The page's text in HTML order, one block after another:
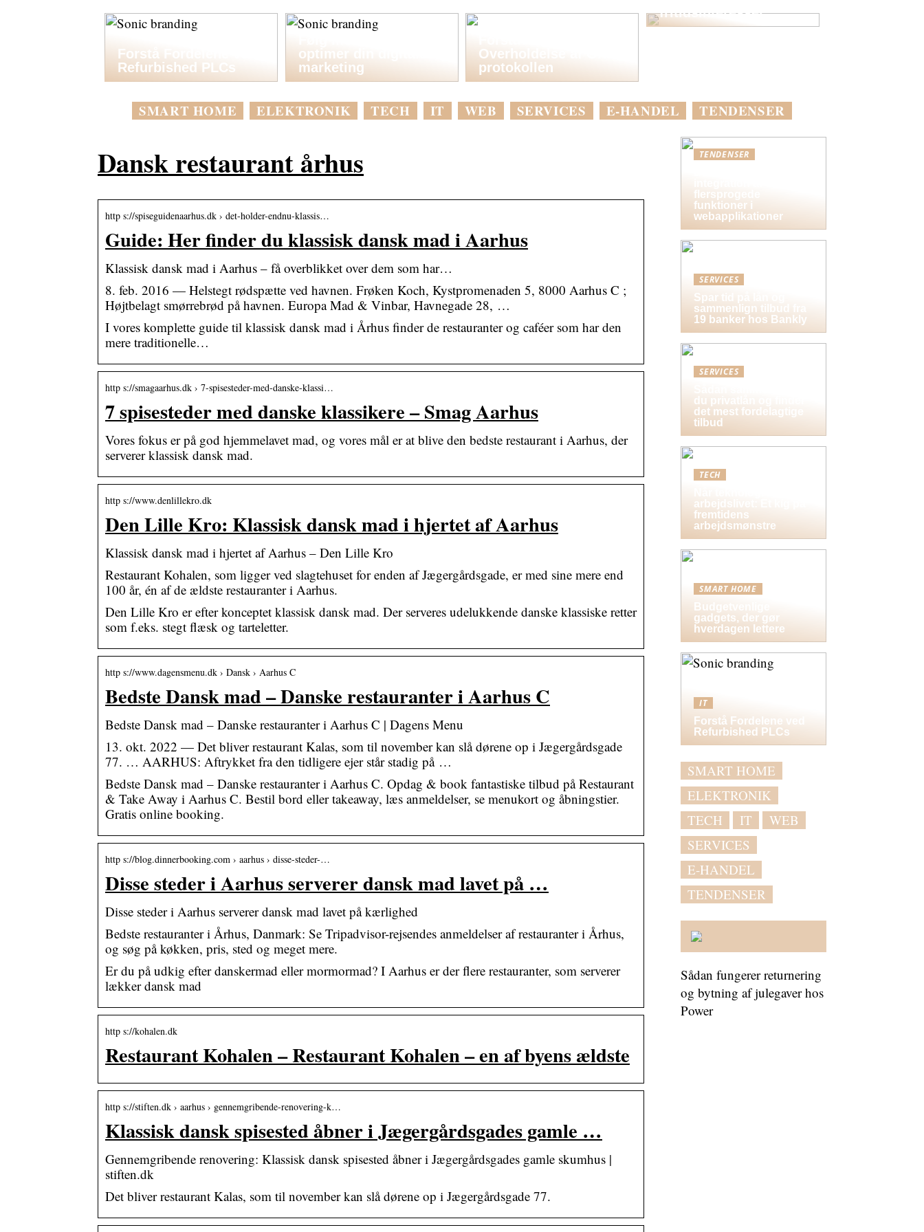
Forstå Fordelene ved
Refurbished PLCs
optimer din digitale
marketing
Overholdelse af GHG-
protokollen
fritidsinteresser
SMART HOME ELEKTRONIK TECH IT WEB SERVICES E-HANDEL TENDENSER
Dansk restaurant århus
http s://spiseguidenaarhus.dk › det-holder-endnu-klassis…
Guide: Her finder du klassisk dansk mad i Aarhus
Klassisk dansk mad i Aarhus – få overblikket over dem som har…
8. feb. 2016 — Helstegt rødspætte ved havnen. Frøken Koch, Kystpromenaden 5, 8000 Aarhus C ;
Højtbelagt smørrebrød på havnen. Europa Mad & Vinbar, Havnegade 28, …
I vores komplette guide til klassisk dansk mad i Århus finder de restauranter og caféer som har den
mere traditionelle…
http s://smagaarhus.dk › 7-spisesteder-med-danske-klassi…
7 spisesteder med danske klassikere – Smag Aarhus
Vores fokus er på god hjemmelavet mad, og vores mål er at blive den bedste restaurant i Aarhus, der
serverer klassisk dansk mad.
http s://www.denlillekro.dk
Den Lille Kro: Klassisk dansk mad i hjertet af Aarhus
Klassisk dansk mad i hjertet af Aarhus – Den Lille Kro
Restaurant Kohalen, som ligger ved slagtehuset for enden af Jægergårdsgade, er med sine mere end
100 år, én af de ældste restauranter i Aarhus.
Den Lille Kro er efter konceptet klassisk dansk mad. Der serveres udelukkende danske klassiske retter
som f.eks. stegt flæsk og tarteletter.
http s://www.dagensmenu.dk › Dansk › Aarhus C
Bedste Dansk mad – Danske restauranter i Aarhus C
Bedste Dansk mad – Danske restauranter i Aarhus C | Dagens Menu
13. okt. 2022 — Det bliver restaurant Kalas, som til november kan slå dørene op i Jægergårdsgade
77. … AARHUS: Aftrykket fra den tidligere ejer står stadig på …
Bedste Dansk mad – Danske restauranter i Aarhus C. Opdag & book fantastiske tilbud på Restaurant
& Take Away i Aarhus C. Bestil bord eller takeaway, læs anmeldelser, se menukort og åbningstier.
Gratis online booking.
http s://blog.dinnerbooking.com › aarhus › disse-steder-…
Disse steder i Aarhus serverer dansk mad lavet på …
Disse steder i Aarhus serverer dansk mad lavet på kærlighed
Bedste restauranter i Århus, Danmark: Se Tripadvisor-rejsendes anmeldelser af restauranter i Århus,
og søg på køkken, pris, sted og meget mere.
Er du på udkig efter danskermad eller mormormad? I Aarhus er der flere restauranter, som serverer
lækker dansk mad
http s://kohalen.dk
Restaurant Kohalen – Restaurant Kohalen – en af byens ældste
http s://stiften.dk › aarhus › gennemgribende-renovering-k…
Klassisk dansk spisested åbner i Jægergårdsgades gamle …
Gennemgribende renovering: Klassisk dansk spisested åbner i Jægergårdsgades gamle skumhus |
stiften.dk
Det bliver restaurant Kalas, som til november kan slå dørene op i Jægergårdsgade 77.
TENDENSER
flersprogede
funktioner i
webapplikationer
SERVICES
Spar tid på lån og
sammenlign tilbud fra
19 banker hos Bankly
SERVICES
du privatlån og finder
det mest fordelagtige
tilbud
TECH
arbejdslivet: Et kig på
fremtidens
arbejdsmønstre
SMART HOME
Budgetvenlige
gadgets, der gør
hverdagen lettere
IT
Forstå Fordelene ved
Refurbished PLCs
SMART HOME
ELEKTRONIK
TECH
IT
WEB
SERVICES
E-HANDEL
TENDENSER
Sådan fungerer returnering
og bytning af julegaver hos
Power